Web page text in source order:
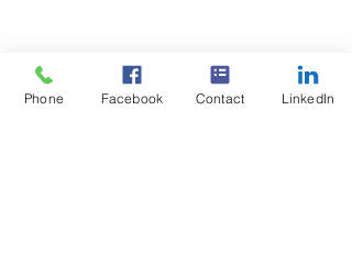
Phone Facebook Contact LinkedIn